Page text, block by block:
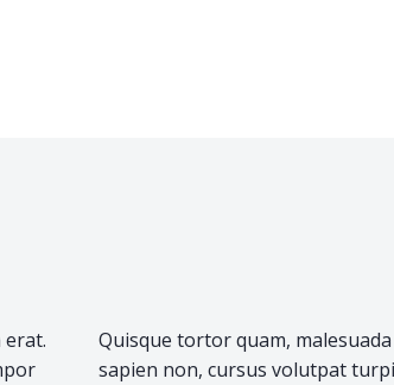
erat.
Quisque tortor quam,
sapien non, cursus volutpat